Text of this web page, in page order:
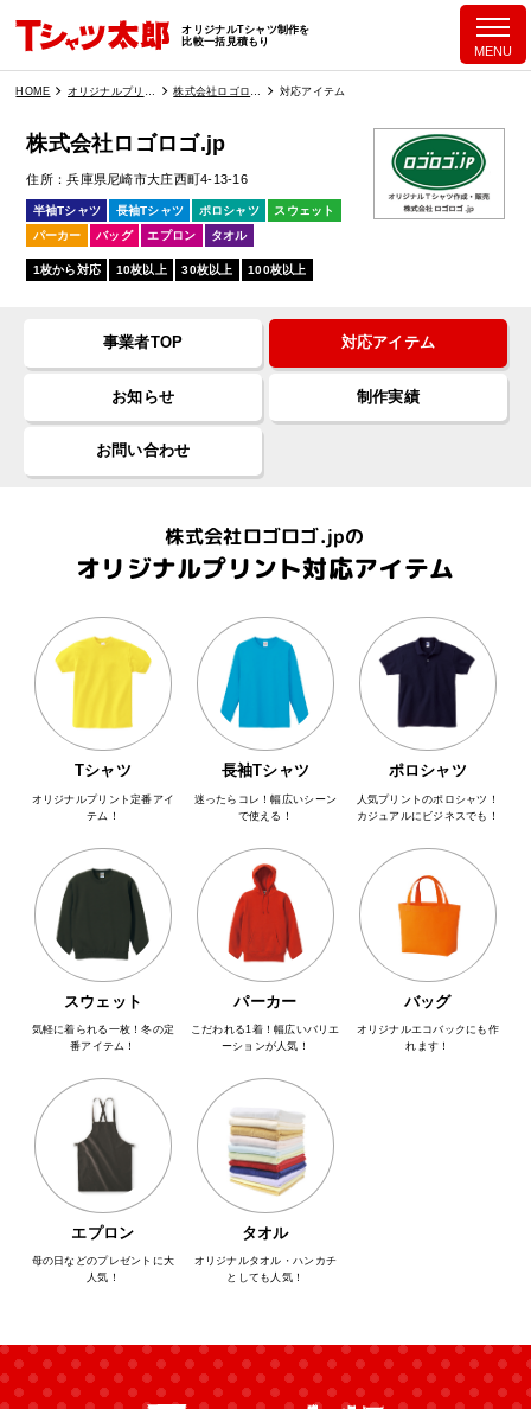
オリジナルTシャツ制作を
比較一括見積もり
HOME 対応アイテム
株式会社ロゴロゴ.jp
住所 兵庫県尼崎市大庄西町4-13-16
半袖Tシャツ 長袖Tシャツ ポロシャツ
スウェット
パーカー
バッグ エプロン タオル
1枚から対応 10枚以上 30枚以上 100枚以上
事業者TOP 対応アイテム
お知らせ 制作実績
お問い合わせ
株式会社ロゴロゴ.jpの
オリジナルプリント対応アイテム
Tシャツ
オリジナルプリント定番アイ
テム！
長袖Tシャツ
迷ったらコレ！幅広いシーン
で使える！
ポロシャツ
人気プリントのポロシャツ！
カジュアルにビジネスでも！
スウェット
気軽に着られる一枚！冬の定
番アイテム！
パーカー
こだわれる1着！幅広いバリエ
ーションが人気！
バッグ
オリジナルエコバックにも作
れます！
エプロン
母の日などのプレゼントに大
人気！
タオル
オリジナルタオル・ハンカチ
としても人気！
MENU